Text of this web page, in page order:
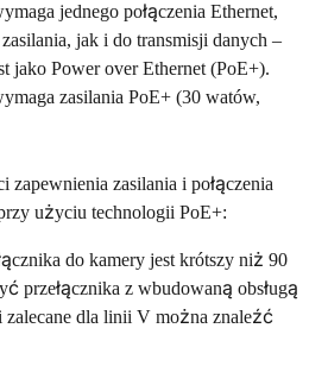
jednego połączenia Ethernet,
jak i do transmisji danych –
jako Power over Ethernet (PoE+).
zasilania PoE+ (30 watów,
zasilania i połączenia
użyciu technologii PoE+:
do kamery jest krótszy niż 90
przełącznika z wbudowaną obsługą
zalecane dla linii V można znaleźć